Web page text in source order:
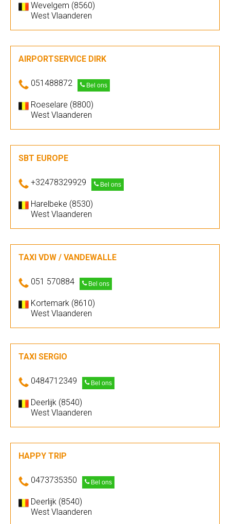
Wevelgem (8560)
West Vlaanderen
AIRPORTSERVICE DIRK
051488872 Bel ons
Roeselare (8800)
West Vlaanderen
SBT EUROPE
+32478329929 Bel ons
Harelbeke (8530)
West Vlaanderen
TAXI VDW / VANDEWALLE
051 570884 Bel ons
Kortemark (8610)
West Vlaanderen
TAXI SERGIO
0484712349 Bel ons
Deerlijk (8540)
West Vlaanderen
HAPPY TRIP
0473735350 Bel ons
Deerlijk (8540)
West Vlaanderen